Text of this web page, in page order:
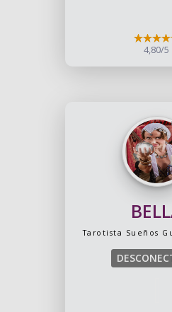
4,80/5
Tarotista Sueños